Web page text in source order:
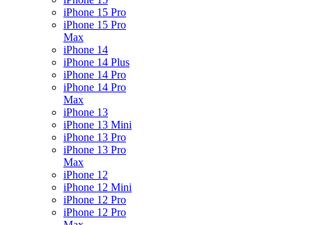
iPhone 15 Pro
iPhone 15 Pro
Max
iPhone 14
iPhone 14 Plus
iPhone 14 Pro
iPhone 14 Pro
Max
iPhone 13
iPhone 13 Mini
iPhone 13 Pro
iPhone 13 Pro
Max
iPhone 12
iPhone 12 Mini
iPhone 12 Pro
iPhone 12 Pro